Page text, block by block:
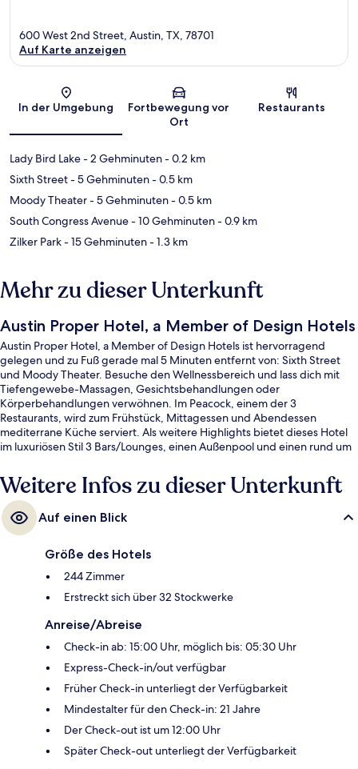
Karte
600 West 2nd Street, Austin, TX, 78701
Auf Karte anzeigen
In der Umgebung
Fortbewegung vor
Ort
Restaurants
Lady Bird Lake- 2 Gehminuten- 0.2 km
Sixth Street- 5 Gehminuten- 0.5 km
Moody Theater- 5 Gehminuten- 0.5 km
South Congress Avenue- 10 Gehminuten- 0.9 km
Zilker Park- 15 Gehminuten- 1.3 km
Mehr zu dieser Unterkunft
Austin Proper Hotel, a Member of Design Hotels
Austin Proper Hotel, a Member of Design Hotels ist hervorragend
gelegen und zu Fuß gerade mal 5 Minuten entfernt von: Sixth Street
und Moody Theater. Besuche den Wellnessbereich und lass dich mit
Tiefengewebe-Massagen, Gesichtsbehandlungen oder
Körperbehandlungen verwöhnen. Im Peacock, einem der 3
Restaurants, wird zum Frühstück, Mittagessen und Abendessen
mediterrane Küche serviert. Als weitere Highlights bietet dieses Hotel
im luxuriösen Stil 3 Bars/Lounges, einen Außenpool und einen rund um
Fußmarsch von den öffentlichen Verkehrsmitteln entfernt: Zur U-Bahn
(Station Downtown) sind es 14 Minuten.
Weitere Infos zu dieser Unterkunft
Auf einen Blick
Größe des Hotels
244 Zimmer
Erstreckt sich über 32 Stockwerke
Anreise/Abreise
Check-in ab: 15:00 Uhr, möglich bis: 05:30 Uhr
Express-Check-in/out verfügbar
Früher Check-in unterliegt der Verfügbarkeit
Mindestalter für den Check-in: 21 Jahre
Der Check-out ist um 12:00 Uhr
Später Check-out unterliegt der Verfügbarkeit